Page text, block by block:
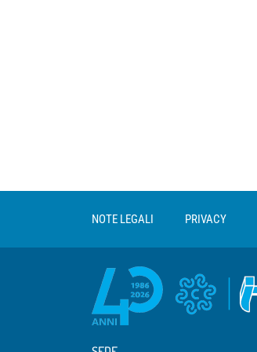
NOTE LEGALI PRIVACY